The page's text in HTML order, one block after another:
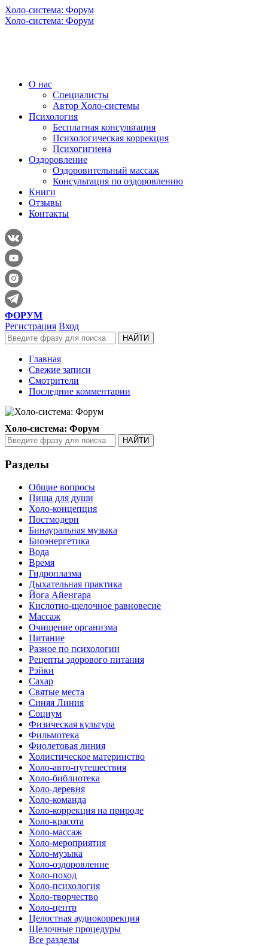
Холо-система: Форум
Холо-система: Форум
О нас
Специалисты
Автор Холо-системы
Психология
Бесплатная консультация
Психологическая коррекция
Психогигиена
Оздоровление
Оздоровительный массаж
Консультация по оздоровлению
Книги
Отзывы
Контакты
ФОРУМ
Регистрация Вход
Главная
Свежие записи
Смотрители
Последние комментарии
Холо-система: Форум
Разделы
Общие вопросы
Пища для души
Холо-концепция
Постмодерн
Бинауральная музыка
Биоэнергетика
Вода
Время
Гидроплазма
Дыхательная практика
Йога Айенгара
Кислотно-щелочное равновесие
Массаж
Очищение организма
Питание
Разное по психологии
Рецепты здорового питания
Рэйки
Сахар
Святые места
Синяя Линия
Социум
Физическая культура
Фильмотека
Фиолетовая линия
Холистическое материнство
Холо-авто-путешествия
Холо-библиотека
Холо-деревня
Холо-команда
Холо-коррекция на природе
Холо-красота
Холо-массаж
Холо-мероприятия
Холо-музыка
Холо-оздоровление
Холо-поход
Холо-психология
Холо-творчество
Холо-центр
Целостная аудиокоррекция
Щелочные процедуры
Все разделы